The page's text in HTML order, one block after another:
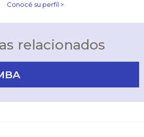
Conocé su perfil >
relacionados